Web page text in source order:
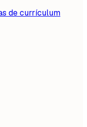
de currículum